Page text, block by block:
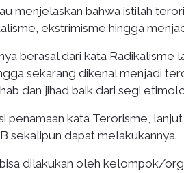
menjelaskan bahwa istilah
ekstrimisme hingga
berasal dari kata Radikalisme
sekarang dikenal menjadi
dan jihad baik dari segi
penamaan kata Terorisme,
sekalipun dapat melakukannya.
dilakukan oleh kelompok/